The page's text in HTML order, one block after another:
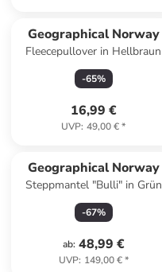
Geographical Norway
Fleecepullover in Hellbraun
-65%
16,99 €
UVP: 49,00 €*
Geographical Norway
Steppmantel "Bulli" in Grün
-67%
ab: 48,99 €
UVP: 149,00 €*